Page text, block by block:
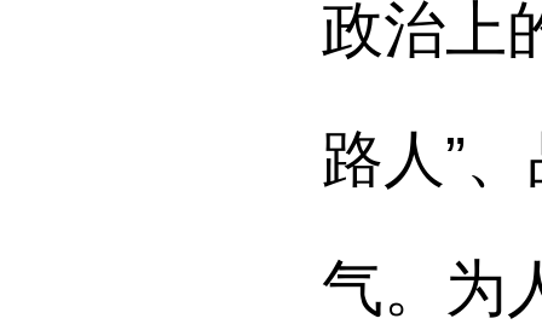
政治上
路人”
气。为